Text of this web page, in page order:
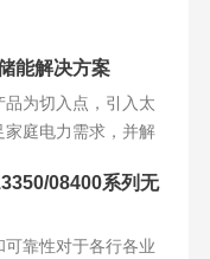
能解决方案
为切入点，引入太
家庭电力需求，并解
08400系列无
靠性对于各行各业